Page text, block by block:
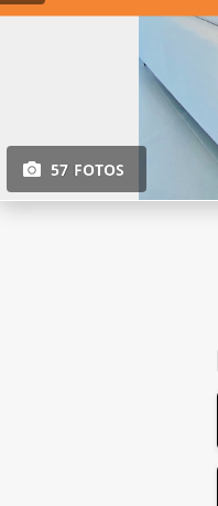
57 FOTOS